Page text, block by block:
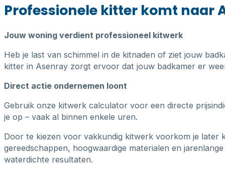
Professionele kitter komt naar
Jouw woning verdient professioneel kitwerk
Heb je last van schimmel in de kitnaden of ziet jouw
kitter in Asenray zorgt ervoor dat jouw badkamer er
Direct actie ondernemen loont
Gebruik onze kitwerk calculator voor een directe
je op – vaak al binnen enkele uren.
Door te kiezen voor vakkundig kitwerk voorkom je later
gereedschappen, hoogwaardige materialen en
waterdichte resultaten.